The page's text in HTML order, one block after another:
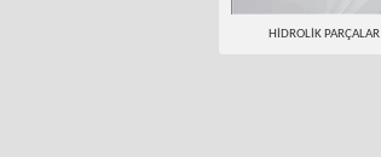
HİDROLİK PARÇALAR